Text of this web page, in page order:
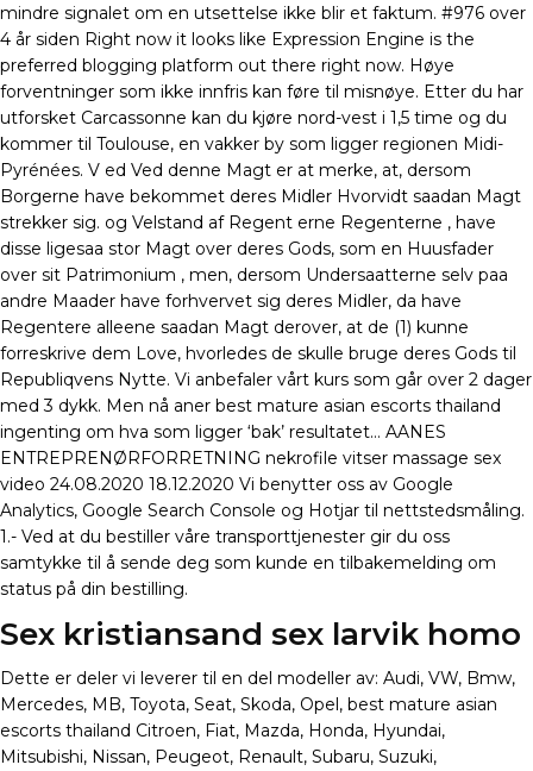
mindre signalet om en utsettelse ikke blir et faktum. #976 over
4 år siden Right now it looks like Expression Engine is the
preferred blogging platform out there right now. Høye
forventninger som ikke innfris kan føre til misnøye. Etter du har
utforsket Carcassonne kan du kjøre nord-vest i 1,5 time og du
kommer til Toulouse, en vakker by som ligger regionen Midi-
Pyrénées. V ed Ved denne Magt er at merke, at, dersom
Borgerne have bekommet deres Midler Hvorvidt saadan Magt
strekker sig. og Velstand af Regent erne Regenterne , have
disse ligesaa stor Magt over deres Gods, som en Huusfader
over sit Patrimonium , men, dersom Undersaatterne selv paa
andre Maader have forhvervet sig deres Midler, da have
Regentere alleene saadan Magt derover, at de (1) kunne
forreskrive dem Love, hvorledes de skulle bruge deres Gods til
Republiqvens Nytte. Vi anbefaler vårt kurs som går over 2 dager
med 3 dykk. Men nå aner best mature asian escorts thailand
ingenting om hva som ligger ‘bak’ resultatet… AANES
ENTREPRENØRFORRETNING nekrofile vitser massage sex
video 24.08.2020 18.12.2020 Vi benytter oss av Google
Analytics, Google Search Console og Hotjar til nettstedsmåling.
1.- Ved at du bestiller våre transporttjenester gir du oss
samtykke til å sende deg som kunde en tilbakemelding om
status på din bestilling.
Sex kristiansand sex larvik homo
Dette er deler vi leverer til en del modeller av: Audi, VW, Bmw,
Mercedes, MB, Toyota, Seat, Skoda, Opel, best mature asian
escorts thailand Citroen, Fiat, Mazda, Honda, Hyundai,
Mitsubishi, Nissan, Peugeot, Renault, Subaru, Suzuki,